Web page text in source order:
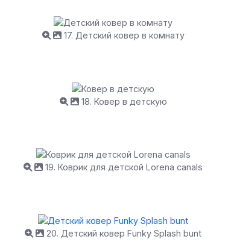
17. Детский ковер в комнату
18. Ковер в детскую
19. Коврик для детской Lorena canals
20. Детский ковер Funky Splash bunt